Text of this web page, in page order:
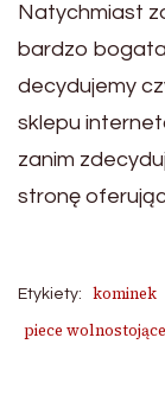
Natychmiast
bardzo bogata
decydujemy
sklepu
zanim
stronę
Etykiety: kominek
piece wolnostojące